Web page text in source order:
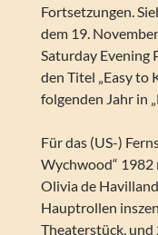
Fortsetzungen.
dem 19.
Saturday Evening
den Titel „Easy to
folgenden Jahr in
Für das (US-)
Wychwood“ 1982
Olivia de
Hauptrollen
Theaterstück, und